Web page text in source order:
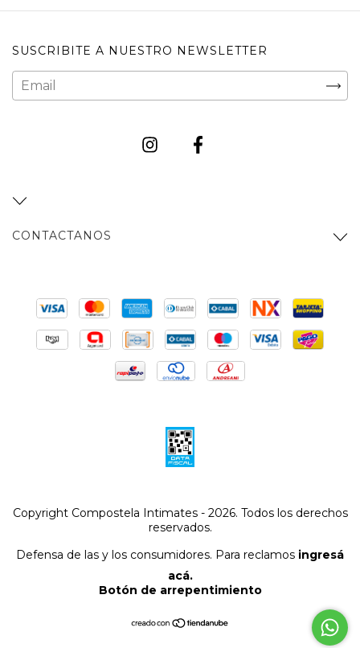
SUSCRIBITE A NUESTRO NEWSLETTER
CONTACTANOS
Copyright Compostela Intimates - 2026. Todos los derechos
reservados.
Defensa de las y los consumidores. Para reclamos ingresá
acá.
Botón de arrepentimiento